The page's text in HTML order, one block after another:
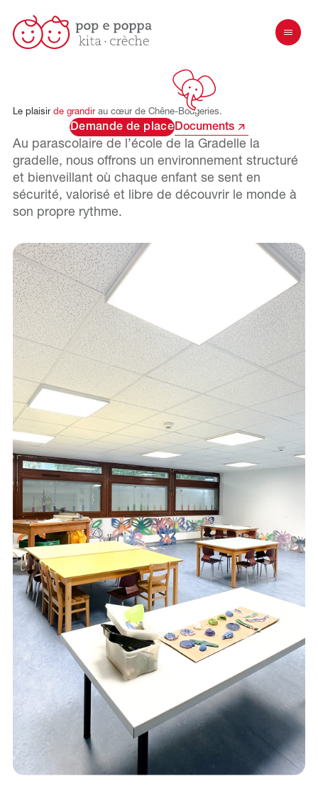
DE
Le plaisir de grandir au cœur de Chêne-Bougeries.
Demande de place Documents
Au parascolaire de l’école de la Gradelle la
gradelle, nous offrons un environnement structuré
et bienveillant où chaque enfant se sent en
sécurité, valorisé et libre de découvrir le monde à
son propre rythme.